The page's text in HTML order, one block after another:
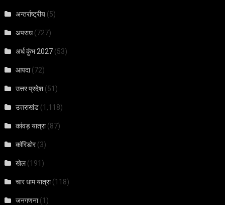
अन्तर्राष्ट्रीय (5)
अपराध(727)
अर्ध कुंभ 2027 (53)
आपदा(72)
उत्तर प्रदेश (51)
उत्तराखंड (1,118)
कांवड़ यात्रा(87)
कॉरिडोर(3)
खेल(191)
चार धाम यात्रा(118)
जनगणना(1)